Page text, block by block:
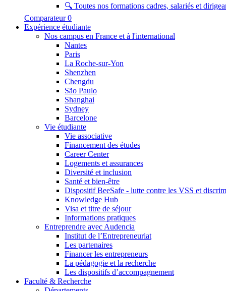
🔍 Toutes nos formations cadres, salariés et
Comparateur 0
Expérience étudiante
Nos campus en France et à l'international
Nantes
Paris
La Roche-sur-Yon
Shenzhen
Chengdu
São Paulo
Shanghai
Sydney
Barcelone
Vie étudiante
Vie associative
Financement des études
Career Center
Logements et assurances
Diversité et inclusion
Santé et bien-être
Dispositif BeeSafe - lutte contre les VSS et
Knowledge Hub
Visa et titre de séjour
Informations pratiques
Entreprendre avec Audencia
Institut de l’Entrepreneuriat
Les partenaires
Financer les entrepreneurs
La pédagogie et la recherche
Les dispositifs d’accompagnement
Faculté & Recherche